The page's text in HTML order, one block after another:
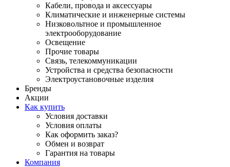
Кабели, провода и аксессуары
Климатические и инженерные системы
Низковольтное и промышленное
электрооборудование
Освещение
Прочие товары
Связь, телекоммуникации
Устройства и средства безопасности
Электроустановочные изделия
Бренды
Акции
Как купить
Условия доставки
Условия оплаты
Как оформить заказ?
Обмен и возврат
Гарантия на товары
Компания